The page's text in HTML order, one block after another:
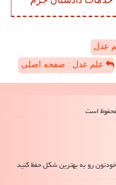
عدل
علم عدل : صفحه اصلی
رو به بهترین شکل حفظ کنید